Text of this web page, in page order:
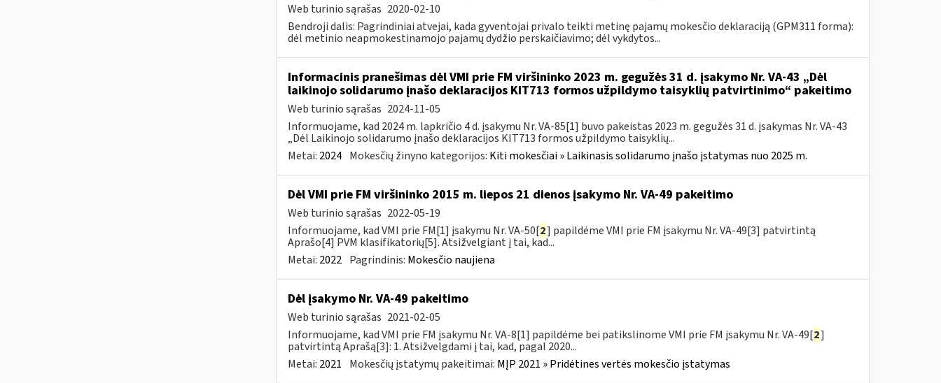
Web turinio sąrašas 2020-02-10
Bendroji dalis: Pagrindiniai atvejai, kada gyventojai privalo teikti metinę pajamų mokesčio deklaraciją (GPM311 forma):
dėl metinio neapmokestinamojo pajamų dydžio perskaičiavimo; dėl vykdytos...
Informacinis pranešimas dėl VMI prie FM viršininko 2023 m. gegužės 31 d. įsakymo Nr. VA-43 „Dėl
laikinojo solidarumo įnašo deklaracijos KIT713 formos užpildymo taisyklių patvirtinimo“ pakeitimo
Web turinio sąrašas 2024-11-05
Informuojame, kad 2024 m. lapkričio 4 d. įsakymu Nr. VA-85[1] buvo pakeistas 2023 m. gegužės 31 d. įsakymas Nr. VA-43
„Dėl Laikinojo solidarumo įnašo deklaracijos KIT713 formos užpildymo taisyklių...
Metai: 2024 Mokesčių žinyno kategorijos: Kiti mokesčiai » Laikinasis solidarumo įnašo įstatymas nuo 2025 m.
Dėl VMI prie FM viršininko 2015 m. liepos 21 dienos įsakymo Nr. VA-49 pakeitimo
Web turinio sąrašas 2022-05-19
Informuojame, kad VMI prie FM[1] įsakymu Nr. VA-50[2] papildėme VMI prie FM įsakymu Nr. VA-49[3] patvirtintą
Aprašo[4] PVM klasifikatorių[5]. Atsižvelgiant į tai, kad...
Metai: 2022 Pagrindinis: Mokesčio naujiena
Dėl įsakymo Nr. VA-49 pakeitimo
Web turinio sąrašas 2021-02-05
Informuojame, kad VMI prie FM įsakymu Nr. VA-8[1] papildėme bei patikslinome VMI prie FM įsakymu Nr. VA-49[2]
patvirtintą Aprašą[3]: 1. Atsižvelgdami į tai, kad, pagal 2020...
Metai: 2021 Mokesčių įstatymų pakeitimai: MĮP 2021 » Pridėtines vertės mokesčio įstatymas